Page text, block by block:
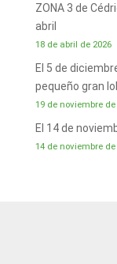
ZONA 3 de
abril
18 de abril de 2026
El 5 de
pequeño gran
19 de noviembre de
El 14 de
14 de noviembre de